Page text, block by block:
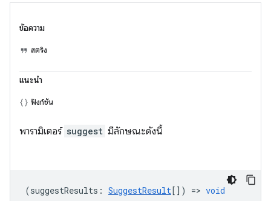
ข้อความ
สตริง
แนะนำ
ฟังก์ชัน
พารามิเตอร์ suggest มีลักษณะดังนี้
(suggestResults : SuggestResult[]) => void